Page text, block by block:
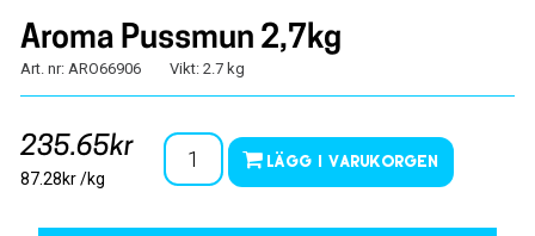
Aroma Pussmun 2,7kg
Art. nr: ARO66906 Vikt: 2.7 kg
235.65kr
87.28kr /kg
Lägg i varukorgen